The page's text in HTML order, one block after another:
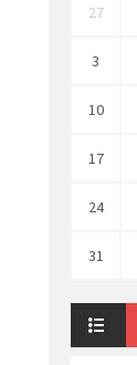
27
3
10
17
24
31